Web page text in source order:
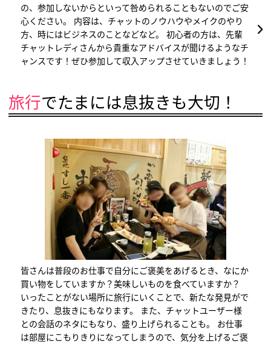
の、参加しないからといって咎められることもないのでご安
心ください。 内容は、チャットのノウハウやメイクのやり
方、時にはビジネスのことなどなど。 初心者の方は、先輩
チャットレディさんから貴重なアドバイスが聞けるようなチ
ャンスです！ぜひ参加して収入アップさせていきましょう！
旅行でたまには息抜きも大切！
皆さんは普段のお仕事で自分にご褒美をあげるとき、なにか
買い物をしていますか？美味しいものを食べていますか？
いったことがない場所に旅行にいくことで、新たな発見がで
きたり、息抜きにもなります。 また、チャットユーザー様
との会話のネタにもなり、盛り上げられることも。 お仕事
は部屋にこもりきりになってしまうので、気分を上げるご褒